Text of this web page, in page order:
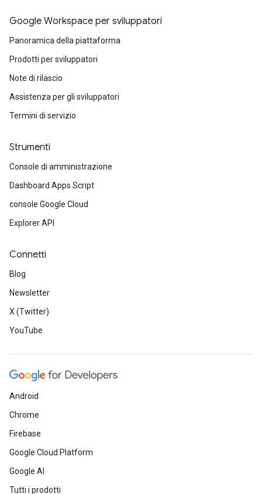
Google Workspace per sviluppatori
Panoramica della piattaforma
Prodotti per sviluppatori
Note di rilascio
Assistenza per gli sviluppatori
Termini di servizio
Strumenti
Console di amministrazione
Dashboard Apps Script
console Google Cloud
Explorer API
Connetti
Blog
Newsletter
X (Twitter)
YouTube
Android
Chrome
Firebase
Google Cloud Platform
Google AI
Tutti i prodotti